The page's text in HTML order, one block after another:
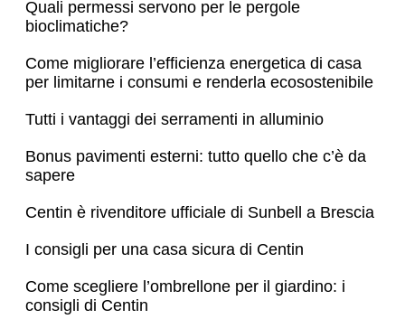
Quali permessi servono per le pergole
bioclimatiche?
Come migliorare l’efficienza energetica di casa
per limitarne i consumi e renderla ecosostenibile
Tutti i vantaggi dei serramenti in alluminio
Bonus pavimenti esterni: tutto quello che c’è da
sapere
Centin è rivenditore ufficiale di Sunbell a Brescia
I consigli per una casa sicura di Centin
Come scegliere l’ombrellone per il giardino: i
consigli di Centin